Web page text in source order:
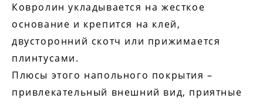
Ковролин укладывается на жесткое
основание и крепится на клей,
двусторонний скотч или прижимается
плинтусами.
Плюсы этого напольного покрытия –
привлекательный внешний вид, приятные